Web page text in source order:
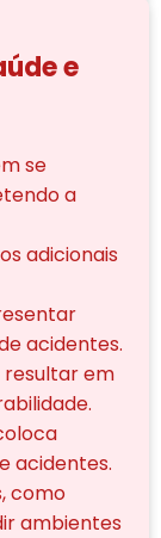
e
se
a
adicionais
acidentes.
resultar em
acidentes.
como
ambientes